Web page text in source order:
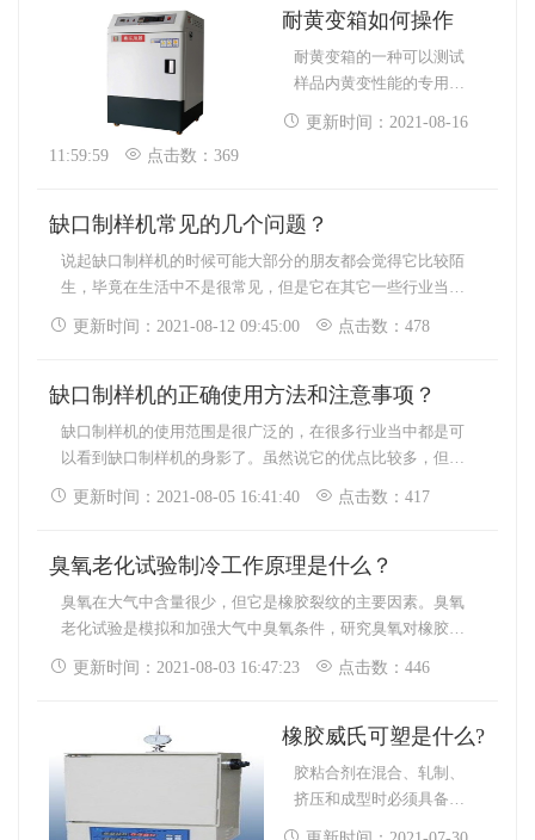
机台和保护装置等多部分
构。
耐黄变箱如何操作
耐黄变箱的一种可以测试
样品内黄变性能的专用设
备，它有严格的操作标
准，如果操作方法不正确
现安全事故。
更新时间：2021-08-16
11:59:59
点击数：369
缺口制样机常见的几个问题？
说起缺口制样机的时候可能大部分的朋友都会觉得它比较陌
生，毕竟在生活中不是很常见，但是它在其它一些行业当中
使用是很频繁了。为了让更多的人了解缺口制样机，接下来
就为介绍一些比较常见的问题？想知道的话就随时小编一起
更新时间：2021-08-12 09:45:00 点击数：478
缺口制样机的正确使用方法和注意事项？
缺口制样机的使用范围是很广泛的，在很多行业当中都是可
以看到缺口制样机的身影了。虽然说它的优点比较多，但是
在使用的时候也是要掌握正确的方法，二期注意的地方也是
不能马虎的，关于这两个问题接下来小编就为大家做一个详
更新时间：2021-08-05 16:41:40 点击数：417
臭氧老化试验制冷工作原理是什么？
臭氧在大气中含量很少，但它是橡胶裂纹的主要因素。臭氧
老化试验是模拟和加强大气中臭氧条件，研究臭氧对橡胶作
用的规律，快速确认和评价橡胶抗臭氧老化性能和抗臭氧剂
保护功效的方法，采取有效的抗衰老措施，提高橡胶产品寿
更新时间：2021-08-03 16:47:23 点击数：446
橡胶威氏可塑是什么?
胶粘合剂在混合、轧制、
挤压和成型时必须具备适
当的可塑性。因为橡胶威